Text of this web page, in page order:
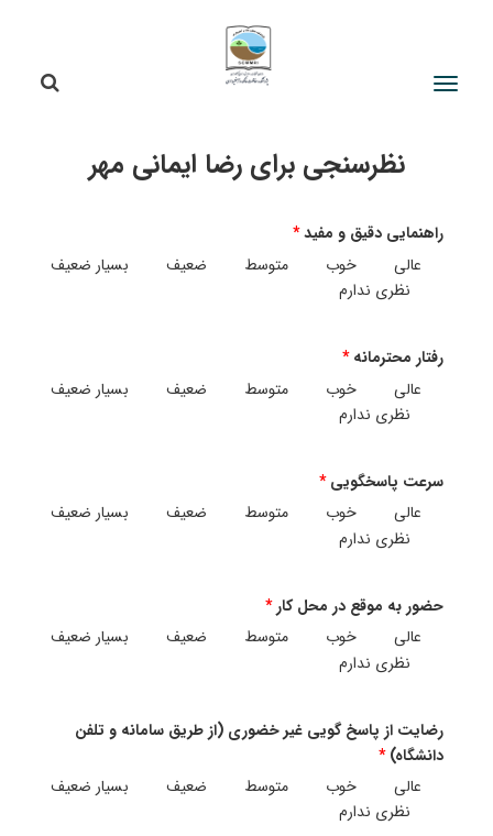
نظرسنجی برای رضا ایمانی مهر
راهنمایی دقیق و مفید
عالی
خوب متوسط ضعیف
بسیار ضعیف
نظری ندارم
رفتار محترمانه
عالی
خوب متوسط ضعیف
بسیار ضعیف
نظری ندارم
سرعت پاسخگویی
عالی
خوب متوسط ضعیف
بسیار ضعیف
نظری ندارم
حضور به موقع در محل کار
عالی
خوب متوسط ضعیف
بسیار ضعیف
نظری ندارم
رضایت از پاسخ گویی غیر خضوری (از طریق سامانه و تلفن
دانشگاه)
عالی
خوب متوسط ضعیف
بسیار ضعیف
نظری ندارم